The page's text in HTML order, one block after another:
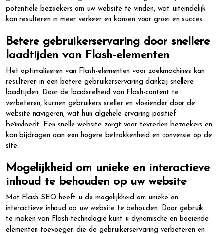
potentiële bezoekers om uw website te vinden, wat uiteindelijk
kan resulteren in meer verkeer en kansen voor groei en succes.
Betere gebruikerservaring door snellere
laadtijden van Flash-elementen
Het optimaliseren van Flash-elementen voor zoekmachines kan
resulteren in een betere gebruikerservaring dankzij snellere
laadtijden. Door de laadsnelheid van Flash-content te
verbeteren, kunnen gebruikers sneller en vloeiender door de
website navigeren, wat hun algehele ervaring positief
beïnvloedt. Een snelle website zorgt voor tevreden bezoekers en
kan bijdragen aan een hogere betrokkenheid en conversie op de
site.
Mogelijkheid om unieke en interactieve
inhoud te behouden op uw website
Met Flash SEO heeft u de mogelijkheid om unieke en
interactieve inhoud op uw website te behouden. Door gebruik
te maken van Flash-technologie kunt u dynamische en boeiende
elementen toevoegen die de gebruikerservaring verbeteren en